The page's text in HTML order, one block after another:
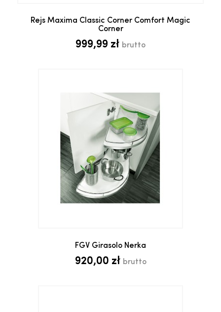
Rejs Maxima Classic Corner Comfort Magic
Corner
999,99 zł brutto
FGV Girasolo Nerka
920,00 zł brutto